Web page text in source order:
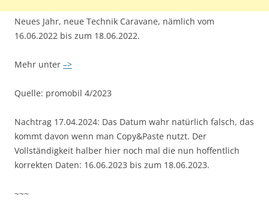
Neues Jahr, neue Technik Caravane, nämlich vom
16.06.2022 bis zum 18.06.2022.
Mehr unter –>
Quelle: promobil 4/2023
Nachtrag 17.04.2024: Das Datum wahr natürlich falsch, das
kommt davon wenn man Copy&Paste nutzt. Der
Vollständigkeit halber hier noch mal die nun hoffentlich
korrekten Daten: 16.06.2023 bis zum 18.06.2023.
~~~